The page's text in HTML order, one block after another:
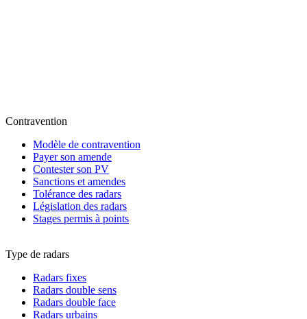
Contravention
Modèle de contravention
Payer son amende
Contester son PV
Sanctions et amendes
Tolérance des radars
Législation des radars
Stages permis à points
Type de radars
Radars fixes
Radars double sens
Radars double face
Radars urbains